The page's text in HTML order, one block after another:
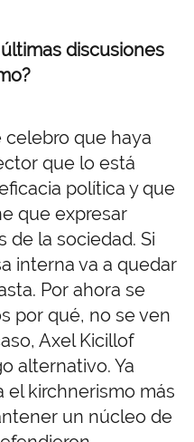
discusiones
celebro que haya
que lo está
política y que
que expresar
de la sociedad. Si
interna va a quedar
Por ahora se
por qué, no se ven
Axel Kicillof
alternativo. Ya
kirchnerismo más
un núcleo de